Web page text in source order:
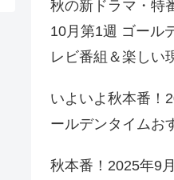
秋の新ドラマ・特
10月第1週 ゴール
レビ番組＆楽しい
いよいよ秋本番！
ールデンタイムお
秋本番！2025年9